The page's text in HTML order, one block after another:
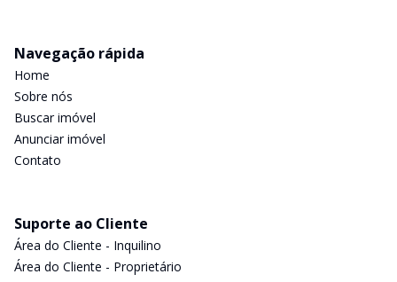
Navegação rápida
Home
Sobre nós
Buscar imóvel
Anunciar imóvel
Contato
Suporte ao Cliente
Área do Cliente - Inquilino
Área do Cliente - Proprietário